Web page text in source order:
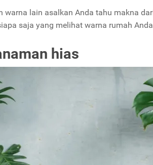
warna lain asalkan Anda tahu makna
saja yang melihat warna rumah
hias